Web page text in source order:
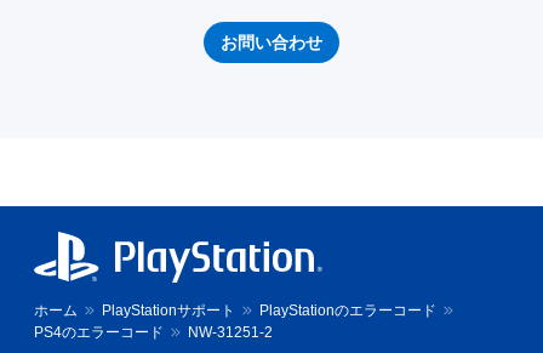
お問い合わせ
ホーム PlayStationサポート
PlayStationのエラーコード
PS4のエラーコード
NW-31251-2